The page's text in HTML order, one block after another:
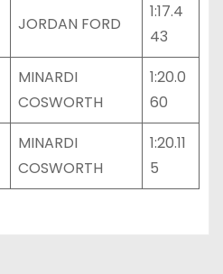
JORDAN FORD
1:17.4
43
MINARDI
COSWORTH
1:20.0
60
MINARDI
COSWORTH
1:20.11
5